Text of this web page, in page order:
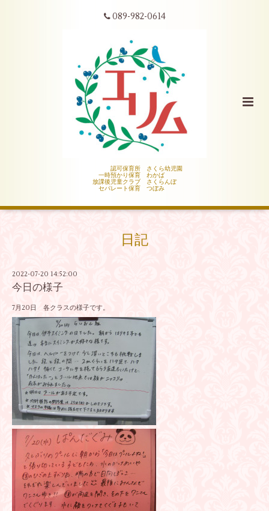
089-982-0614
認可保育所 さくら幼児園
一時預かり保育 わかば
放課後児童クラブ さくらんぼ
セパレート保育 つぼみ
日記
2022-07-20 14:52:00
今日の様子
7月20日 各クラスの様子です。